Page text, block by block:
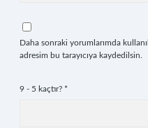
Daha sonraki yorumlarımda
adresim bu tarayıcıya kaydedilsin.
9 - 5 kaçtır? *